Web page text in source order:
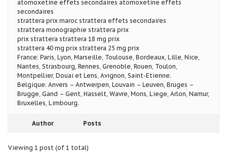
atomoxetine effets secondaires atomoxetine effets
secondaires
strattera prix maroc strattera effets secondaires
strattera monographie strattera prix
prix strattera strattera 18 mg prix
strattera 40 mg prix strattera 25 mg prix
France: Paris, Lyon, Marseille, Toulouse, Bordeaux, Lille, Nice,
Nantes, Strasbourg, Rennes, Grenoble, Rouen, Toulon,
Montpellier, Douai et Lens, Avignon, Saint-Etienne.
Belgique: Anvers – Antwerpen, Louvain – Leuven, Bruges –
Brugge, Gand – Gent, Hasselt, Wavre, Mons, Liege, Arlon, Namur,
Bruxelles, Limbourg.
Author Posts
Viewing 1 post (of 1 total)